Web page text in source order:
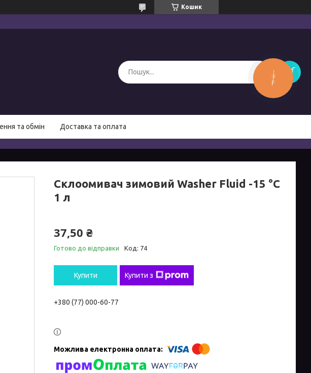
Кошик
та обмін Доставка та оплата
Склоомивач зимовий Washer Fluid -15 °C
1 л
37,50 ₴
Готово до відправки Код: 74
Купити Купити з
+380 (77) 000-60-77
КНОПКА
ЗВ'ЯЗКУ